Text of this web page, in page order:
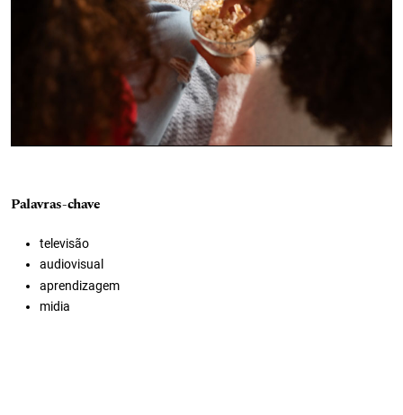
Palavras-chave
televisão
audiovisual
aprendizagem
midia